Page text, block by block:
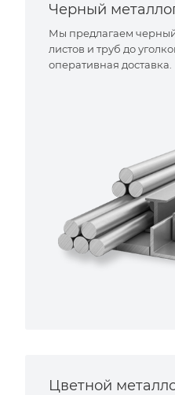
Черный
Мы предлагаем
листов и труб до
оперативная доставка.
Цветной